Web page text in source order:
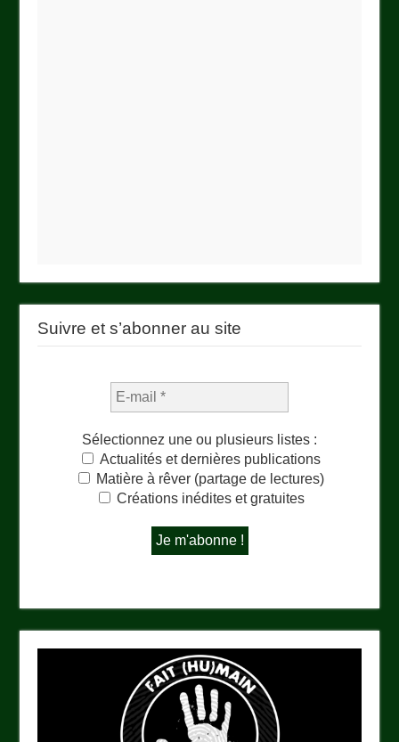
Suivre et s’abonner au site
Sélectionnez une ou plusieurs listes :
Actualités et dernières publications
Matière à rêver (partage de lectures)
Créations inédites et gratuites